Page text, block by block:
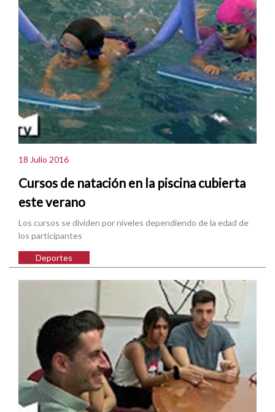
18 Julio 2016
Cursos de natación en la piscina cubierta
este verano
Los cursos se dividen por niveles dependiendo de la edad de
los participantes
Deportes